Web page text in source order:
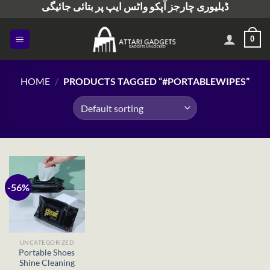
content
ڈیلیوری چارجز آپکو واٹس ایپ پر بتائی جائیگی
0
HOME / PRODUCTS TAGGED “#PORTABLEWIPES”
-56%
UNCATEGORIZED
Portable Shoes
Shine Cleaning